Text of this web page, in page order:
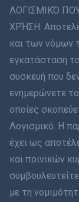
ภาษ
हिंदी
ΛΟΓΙΣΜΙΚΌ
ΧΡΉΣΗ.
και των νόμων
εγκατάσταση
συσκευή που
ενημερώνετε
οποίες
Λογισμικό. Η
έχει ως
και ποινικών
με τη